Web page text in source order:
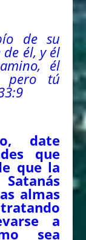
de su
él, y él
él
pero tú
date
que
que la
almas
a
sea